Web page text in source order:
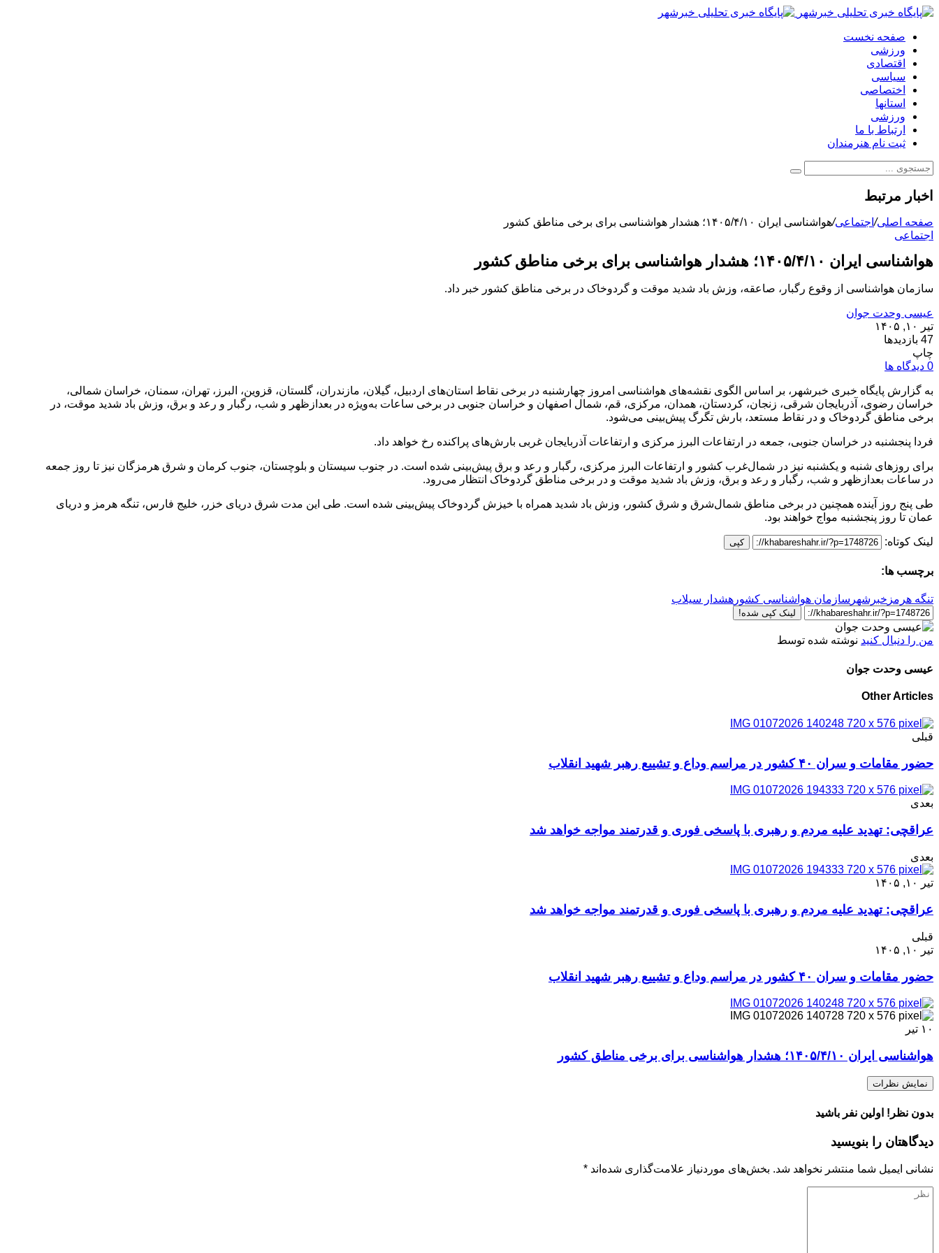
صفحه نخست
ورزشی
اقتصادی
سیاسی
اختصاصی
استانها
ورزشی
ارتباط با ما
ثبت نام هنرمندان
اخبار مرتبط
صفحه اصلی/اجتماعی/هواشناسی ایران ۱۴۰۵/۴/۱۰؛ هشدار هواشناسی برای برخی مناطق کشور
اجتماعی
هواشناسی ایران ۱۴۰۵/۴/۱۰؛ هشدار هواشناسی برای برخی مناطق کشور
سازمان هواشناسی از وقوع رگبار، صاعقه، وزش باد شدید موقت و گردوخاک در برخی مناطق کشور خبر داد.
عیسی وحدت جوان
تیر ۱۰, ۱۴۰۵
47 بازدیدها
چاپ
0 دیدگاه ها
به گزارش پایگاه خبری خبرشهر، بر اساس الگوی نقشه‌های هواشناسی امروز چهارشنبه در برخی نقاط استان‌های اردبیل، گیلان، مازندران، گلستان، قزوین، البرز، تهران، سمنان، خراسان شمالی،
خراسان رضوی، آذربایجان شرقی، زنجان، کردستان، همدان، مرکزی، قم، شمال اصفهان و خراسان جنوبی در برخی ساعات به‌ویژه در بعدازظهر و شب، رگبار و رعد و برق، وزش باد شدید موقت، در
برخی مناطق گردوخاک و در نقاط مستعد، بارش تگرگ پیش‌بینی می‌شود.
فردا پنجشنبه در خراسان جنوبی، جمعه در ارتفاعات البرز مرکزی و ارتفاعات آذربایجان غربی بارش‌های پراکنده رخ خواهد داد.
برای روزهای شنبه و یکشنبه نیز در شمال‌غرب کشور و ارتفاعات البرز مرکزی، رگبار و رعد و برق پیش‌بینی شده است. در جنوب سیستان و بلوچستان، جنوب کرمان و شرق هرمزگان نیز تا روز جمعه
در ساعات بعدازظهر و شب، رگبار و رعد و برق، وزش باد شدید موقت و در برخی مناطق گردوخاک انتظار می‌رود.
طی پنج روز آینده همچنین در برخی مناطق شمال‌شرق و شرق کشور، وزش باد شدید همراه با خیزش گردوخاک پیش‌بینی شده است. طی این مدت شرق دریای خزر، خلیج فارس، تنگه هرمز و دریای
عمان تا روز پنجشنبه مواج خواهند بود.
لینک کوتاه: کپی
برچسب ها:
تنگه هرمز خبرشهر سازمان هواشناسی کشور هشدار سیلاب
لینک کپی شده!
من را دنبال کنید نوشته شده توسط
عیسی وحدت جوان
Other Articles
قبلی
حضور مقامات و سران ۴۰ کشور در مراسم وداع و تشییع رهبر شهید انقلاب
بعدی
عراقچی: تهدید علیه مردم و رهبری با پاسخی فوری و قدرتمند مواجه خواهد شد
بعدی
تیر ۱۰, ۱۴۰۵
عراقچی: تهدید علیه مردم و رهبری با پاسخی فوری و قدرتمند مواجه خواهد شد
قبلی
تیر ۱۰, ۱۴۰۵
حضور مقامات و سران ۴۰ کشور در مراسم وداع و تشییع رهبر شهید انقلاب
۱۰ تیر
هواشناسی ایران ۱۴۰۵/۴/۱۰؛ هشدار هواشناسی برای برخی مناطق کشور
نمایش نظرات
بدون نظر! اولین نفر باشید
دیدگاهتان را بنویسید
نشانی ایمیل شما منتشر نخواهد شد. بخش‌های موردنیاز علامت‌گذاری شده‌اند *